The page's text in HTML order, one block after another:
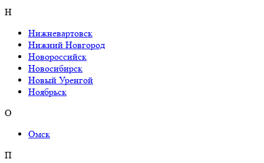
Н
Нижневартовск
Нижний Новгород
Новороссийск
Новосибирск
Новый Уренгой
Ноябрьск
О
Омск
П